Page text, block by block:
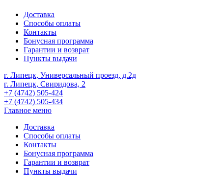
Доставка
Способы оплаты
Контакты
Бонусная программа
Гарантии и возврат
Пункты выдачи
г. Липецк, Универсальный проезд, д.2д
г. Липецк, Свиридова, 2
+7 (4742) 505-424
+7 (4742) 505-434
Главное меню
Доставка
Способы оплаты
Контакты
Бонусная программа
Гарантии и возврат
Пункты выдачи